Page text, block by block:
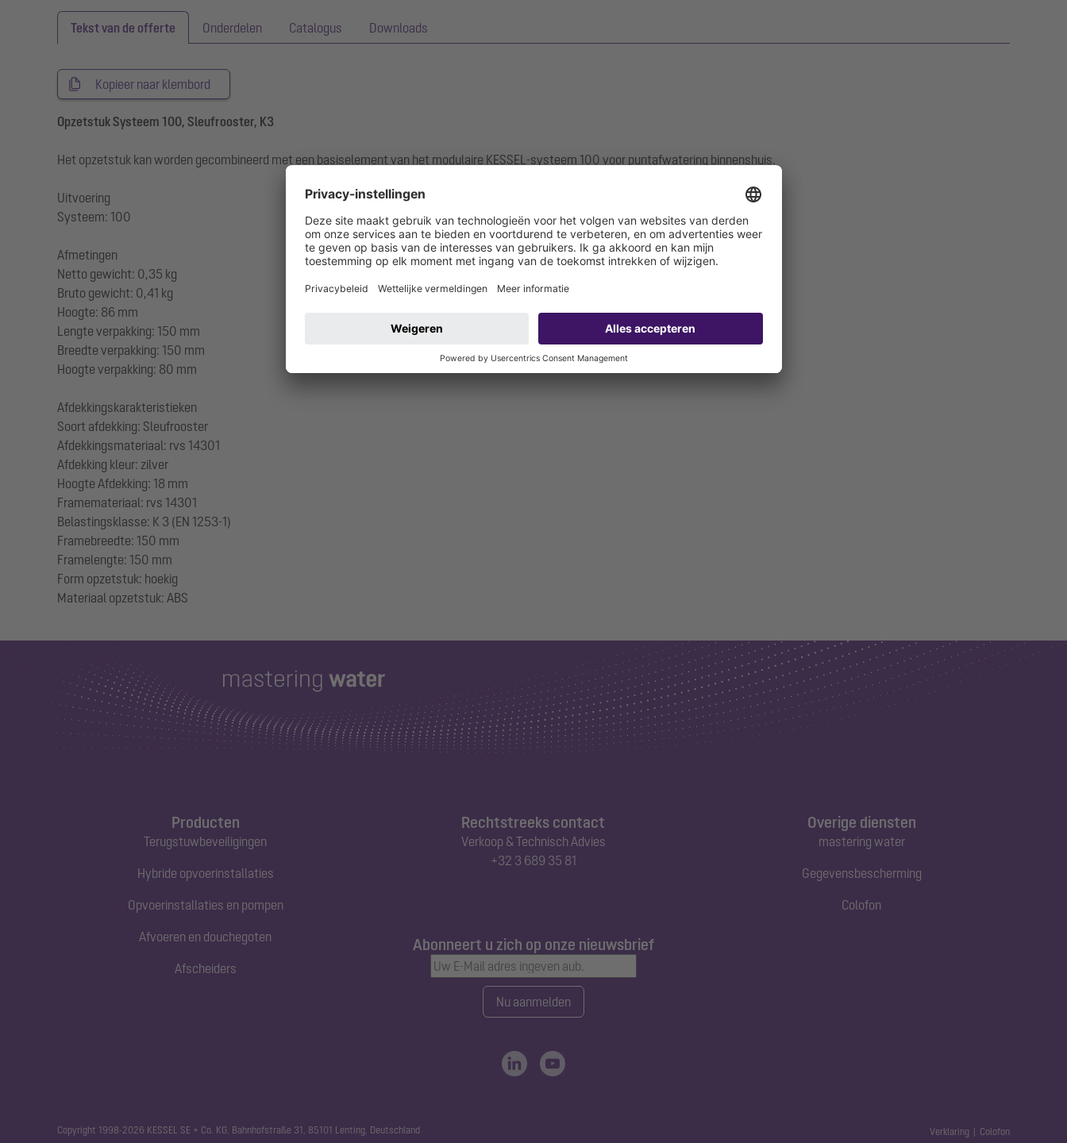
Tekst van de offerte Onderdelen Catalogus Downloads
Kopieer naar klembord
Opzetstuk Systeem 100, Sleufrooster, K3
Het opzetstuk kan worden gecombineerd met een basiselement van het modulaire KESSEL-systeem 100 voor puntafwatering binnenshuis.
Uitvoering
Systeem: 100
Afmetingen
Netto gewicht: 0,35 kg
Bruto gewicht: 0,41 kg
Hoogte: 86 mm
Lengte verpakking: 150 mm
Breedte verpakking: 150 mm
Hoogte verpakking: 80 mm
Afdekkingskarakteristieken
Soort afdekking: Sleufrooster
Afdekkingsmateriaal: rvs 14301
Afdekking kleur: zilver
Hoogte Afdekking: 18 mm
Framemateriaal: rvs 14301
Belastingsklasse: K 3 (EN 1253-1)
Framebreedte: 150 mm
Framelengte: 150 mm
Form opzetstuk: hoekig
Producten
Terugstuwbeveiligingen
Hybride opvoerinstallaties
Opvoerinstallaties en pompen
Afvoeren en douchegoten
Afscheiders
Rechtstreeks contact
Verkoop & Technisch Advies
+32 3 689 35 81
Abonneert u zich op onze nieuwsbrief
Nu aanmelden
Overige diensten
mastering water
Gegevensbescherming
Colofon
Copyright 1998-2026 KESSEL SE + Co. KG, Bahnhofstraße 31, 85101 Lenting, Deutschland Verklaring Colofon